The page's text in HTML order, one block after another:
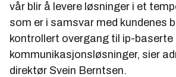
vår blir å levere løsninger i et
som er i samsvar med kundenes
kontrollert overgang til ip-baserte
kommunikasjonsløsninger, sier
direktør Svein Berntsen.